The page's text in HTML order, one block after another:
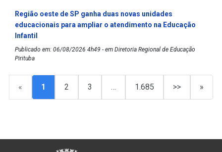
Região oeste de SP ganha duas novas unidades
educacionais para ampliar o atendimento na Educação
Infantil
Publicado em: 06/08/2026 4h49 - em Diretoria Regional de Educação
Pirituba
« 1 2 3 … 1.685 >> »